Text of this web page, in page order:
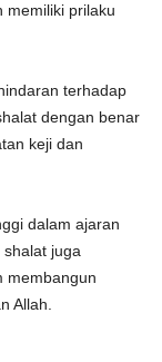
memiliki prilaku
terhadap
dengan benar
keji dan
dalam ajaran
juga
membangun
Allah.